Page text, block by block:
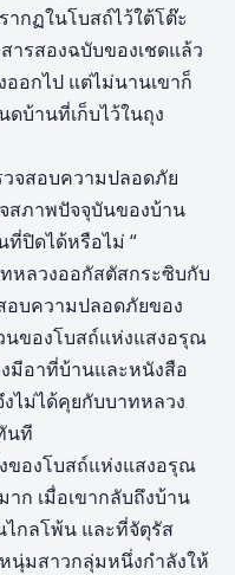
กฏในโบสถ์ไว้ใต้โต๊ะ
ารสองฉบับของเชดแล้ว
อกไป แต่ไม่นานเขาก็
บ้านที่เก็บไว้ในถุง
จสอบความปลอดภัย
สภาพปัจจุบันของบ้าน
ปิดได้หรือไม่ “
หลวงออกัสตัสกระซิบกับ
อบความปลอดภัยของ
นของโบสถ์แห่งแสงอรุณ
งมีอาที่บ้านและหนังสือ
ไม่ได้คุยกับบาทหลวง
นที
ของโบสถ์แห่งแสงอรุณ
ก เมื่อเขากลับถึงบ้าน
กลโพ้น และที่จัตุรัส
นุ่มสาวกลุ่มหนึ่งกำลังให้